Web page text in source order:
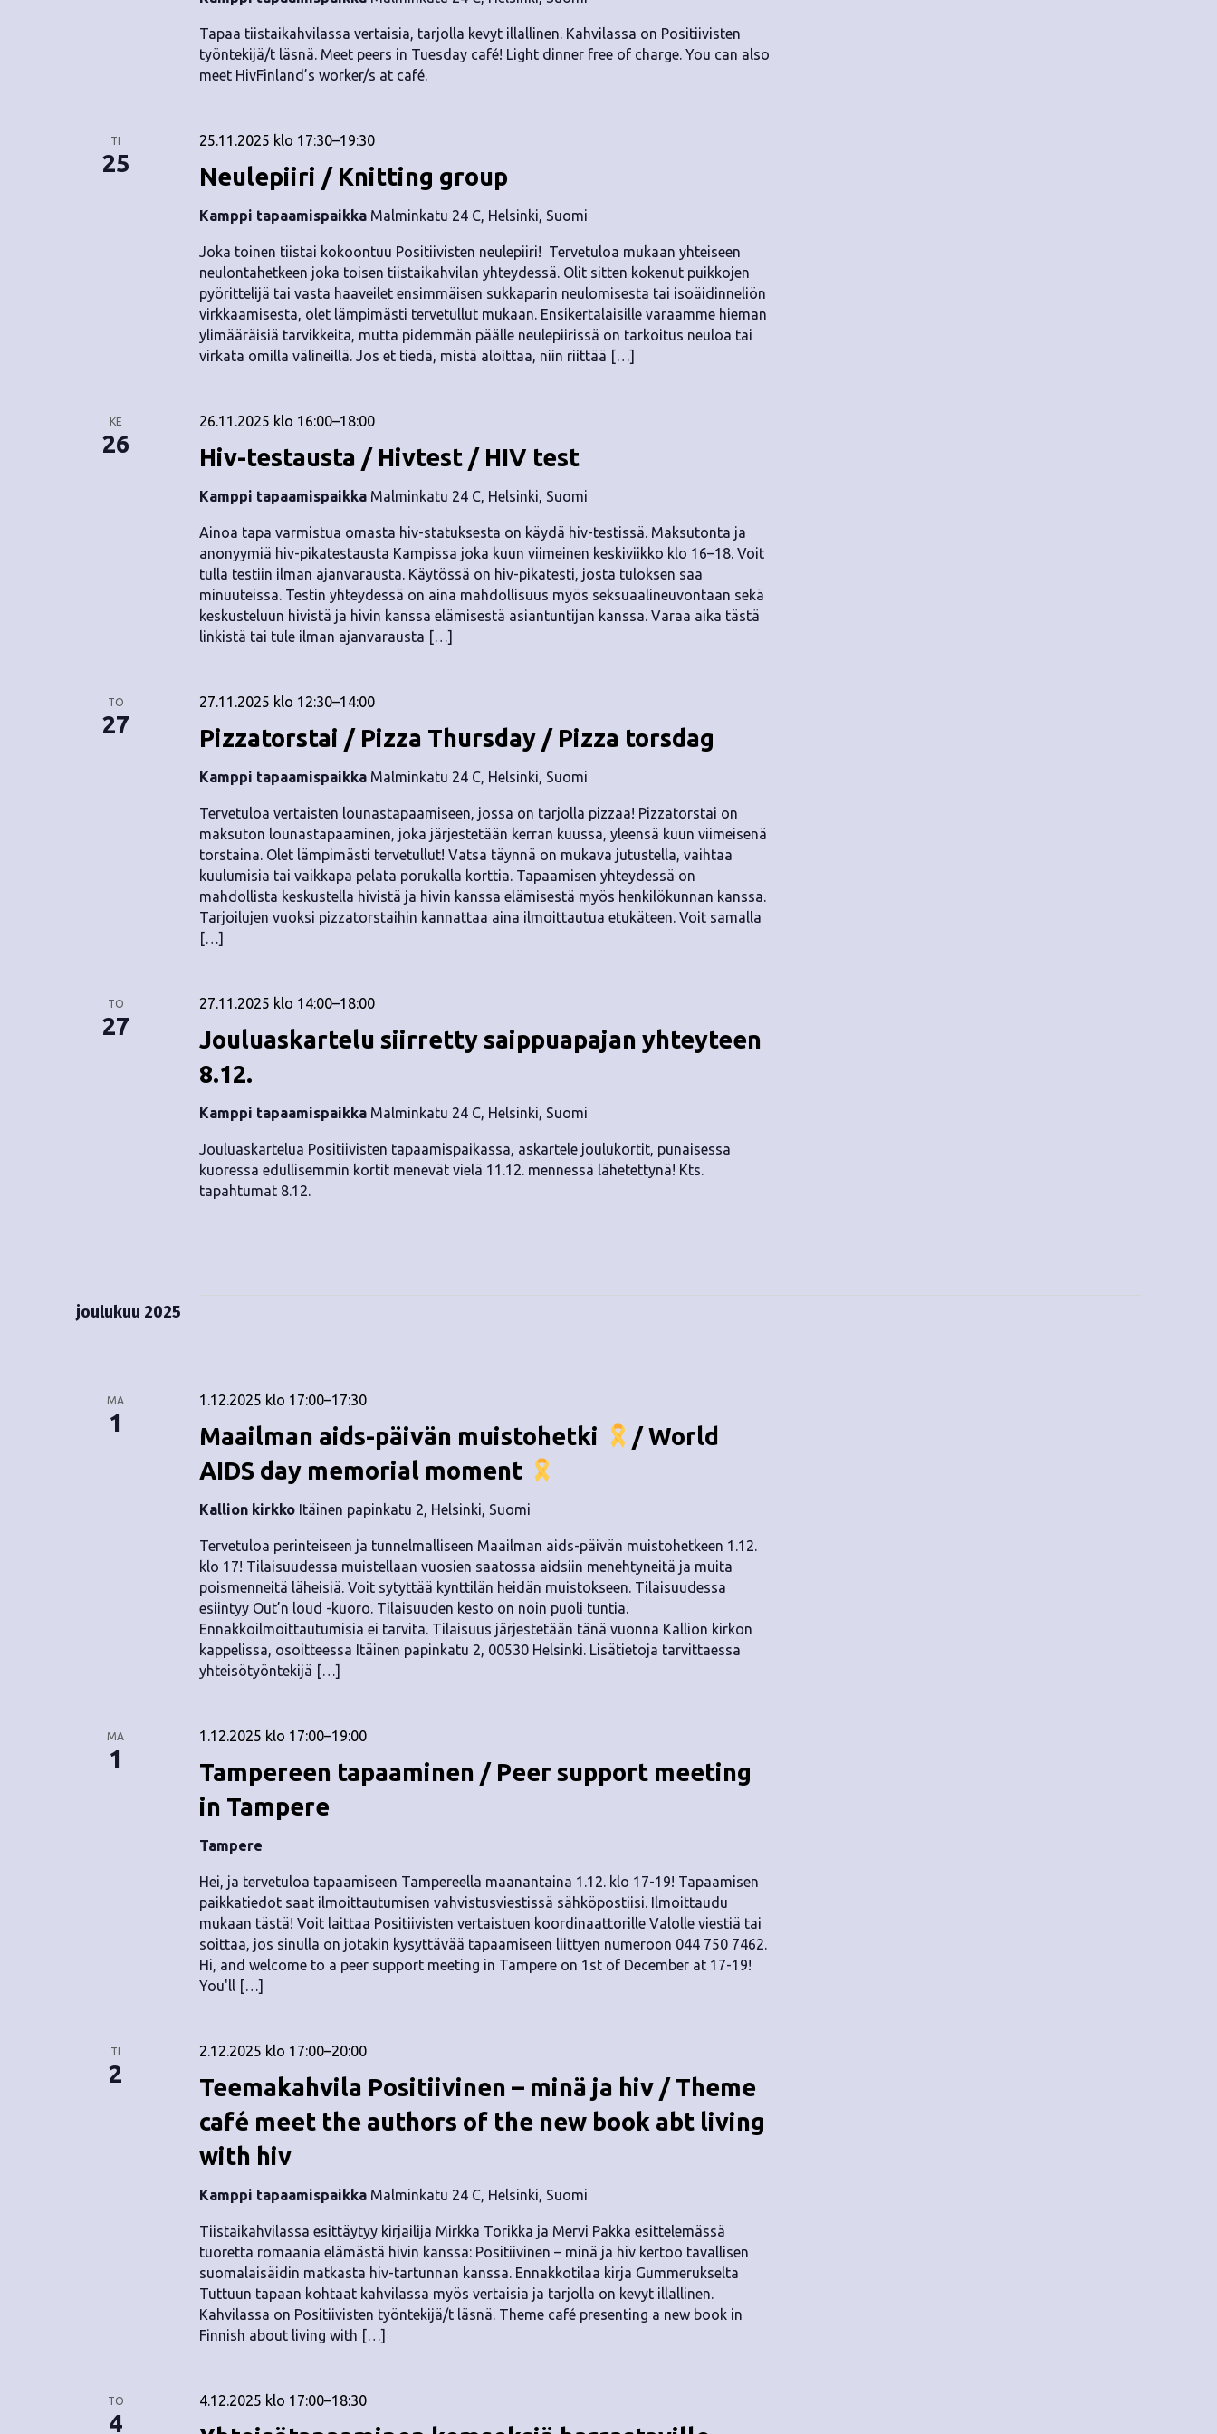
Tapaa tiistaikahvilassa vertaisia, tarjolla kevyt illallinen. Kahvilassa on Positiivisten
työntekijä/t läsnä. Meet peers in Tuesday café! Light dinner free of charge. You can also
meet HivFinland’s worker/s at café.
TI
25 Neulepiiri / Knitting group
25.11.2025 klo 17:30–19:30
Kamppi tapaamispaikka Malminkatu 24 C, Helsinki, Suomi
Joka toinen tiistai kokoontuu Positiivisten neulepiiri! Tervetuloa mukaan yhteiseen
neulontahetkeen joka toisen tiistaikahvilan yhteydessä. Olit sitten kokenut puikkojen
pyörittelijä tai vasta haaveilet ensimmäisen sukkaparin neulomisesta tai isoäidinneliön
virkkaamisesta, olet lämpimästi tervetullut mukaan. Ensikertalaisille varaamme hieman
ylimääräisiä tarvikkeita, mutta pidemmän päälle neulepiirissä on tarkoitus neuloa tai
virkata omilla välineillä. Jos et tiedä, mistä aloittaa, niin riittää […]
KE
26 Hiv-testausta / Hivtest / HIV test
26.11.2025 klo 16:00–18:00
Kamppi tapaamispaikka Malminkatu 24 C, Helsinki, Suomi
Ainoa tapa varmistua omasta hiv-statuksesta on käydä hiv-testissä. Maksutonta ja
anonyymiä hiv-pikatestausta Kampissa joka kuun viimeinen keskiviikko klo 16–18. Voit
tulla testiin ilman ajanvarausta. Käytössä on hiv-pikatesti, josta tuloksen saa
minuuteissa. Testin yhteydessä on aina mahdollisuus myös seksuaalineuvontaan sekä
keskusteluun hivistä ja hivin kanssa elämisestä asiantuntijan kanssa. Varaa aika tästä
linkistä tai tule ilman ajanvarausta […]
TO
27 Pizzatorstai / Pizza Thursday / Pizza torsdag
27.11.2025 klo 12:30–14:00
Kamppi tapaamispaikka Malminkatu 24 C, Helsinki, Suomi
Tervetuloa vertaisten lounastapaamiseen, jossa on tarjolla pizzaa! Pizzatorstai on
maksuton lounastapaaminen, joka järjestetään kerran kuussa, yleensä kuun viimeisenä
torstaina. Olet lämpimästi tervetullut! Vatsa täynnä on mukava jutustella, vaihtaa
kuulumisia tai vaikkapa pelata porukalla korttia. Tapaamisen yhteydessä on
mahdollista keskustella hivistä ja hivin kanssa elämisestä myös henkilökunnan kanssa.
Tarjoilujen vuoksi pizzatorstaihin kannattaa aina ilmoittautua etukäteen. Voit samalla
[…]
TO
27
Jouluaskartelu siirretty saippuapajan yhteyteen
8.12.
27.11.2025 klo 14:00–18:00
Kamppi tapaamispaikka Malminkatu 24 C, Helsinki, Suomi
Jouluaskartelua Positiivisten tapaamispaikassa, askartele joulukortit, punaisessa
kuoressa edullisemmin kortit menevät vielä 11.12. mennessä lähetettynä! Kts.
tapahtumat 8.12.
joulukuu 2025
MA
1 Maailman aids-päivän muistohetki
/ World
AIDS day memorial moment
1.12.2025 klo 17:00–17:30
Kallion kirkko Itäinen papinkatu 2, Helsinki, Suomi
Tervetuloa perinteiseen ja tunnelmalliseen Maailman aids-päivän muistohetkeen 1.12.
klo 17! Tilaisuudessa muistellaan vuosien saatossa aidsiin menehtyneitä ja muita
poismenneitä läheisiä. Voit sytyttää kynttilän heidän muistokseen. Tilaisuudessa
esiintyy Out’n loud -kuoro. Tilaisuuden kesto on noin puoli tuntia.
Ennakkoilmoittautumisia ei tarvita. Tilaisuus järjestetään tänä vuonna Kallion kirkon
kappelissa, osoitteessa Itäinen papinkatu 2, 00530 Helsinki. Lisätietoja tarvittaessa
yhteisötyöntekijä […]
MA
1
Tampereen tapaaminen / Peer support meeting
in Tampere
1.12.2025 klo 17:00–19:00
Tampere
Hei, ja tervetuloa tapaamiseen Tampereella maanantaina 1.12. klo 17-19! Tapaamisen
paikkatiedot saat ilmoittautumisen vahvistusviestissä sähköpostiisi. Ilmoittaudu
mukaan tästä! Voit laittaa Positiivisten vertaistuen koordinaattorille Valolle viestiä tai
soittaa, jos sinulla on jotakin kysyttävää tapaamiseen liittyen numeroon 044 750 7462.
Hi, and welcome to a peer support meeting in Tampere on 1st of December at 17-19!
You'll […]
TI
2
Teemakahvila Positiivinen – minä ja hiv / Theme
café meet the authors of the new book abt living
with hiv
2.12.2025 klo 17:00–20:00
Kamppi tapaamispaikka Malminkatu 24 C, Helsinki, Suomi
Tiistaikahvilassa esittäytyy kirjailija Mirkka Torikka ja Mervi Pakka esittelemässä
tuoretta romaania elämästä hivin kanssa: Positiivinen – minä ja hiv kertoo tavallisen
suomalaisäidin matkasta hiv-tartunnan kanssa. Ennakkotilaa kirja Gummerukselta
Tuttuun tapaan kohtaat kahvilassa myös vertaisia ja tarjolla on kevyt illallinen.
Kahvilassa on Positiivisten työntekijä/t läsnä. Theme café presenting a new book in
Finnish about living with […]
TO
4
4.12.2025 klo 17:00–18:30